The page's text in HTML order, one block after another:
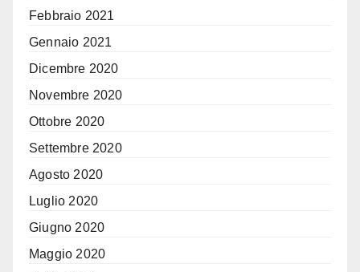
Febbraio 2021
Gennaio 2021
Dicembre 2020
Novembre 2020
Ottobre 2020
Settembre 2020
Agosto 2020
Luglio 2020
Giugno 2020
Maggio 2020